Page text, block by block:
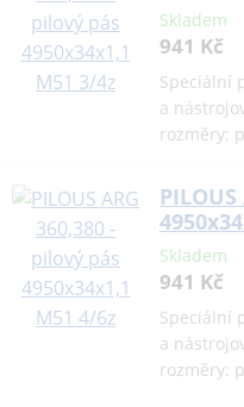
Skladem
941 Kč
Speciální
a
rozměry:
Skladem
941 Kč
Speciální
a
rozměry: